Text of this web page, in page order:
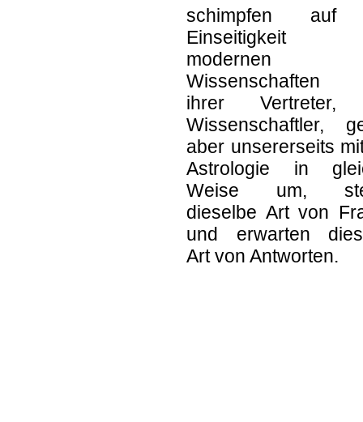
schimpfen auf
Einseitigkeit
modernen
Wissenschaften
ihrer Vertreter,
Wissenschaftler,
aber unsererseits
Astrologie in
Weise um,
dieselbe Art von
und erwarten
Art von Antworten.